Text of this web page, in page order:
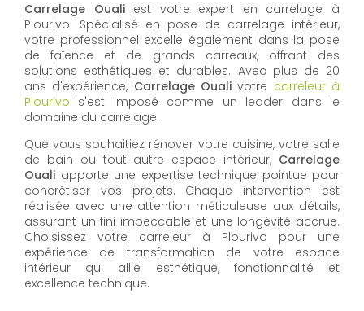
Carrelage Oualiest votre expert en carrelage à
Plourivo. Spécialisé en pose de carrelage intérieur,
votre professionnel excelle également dans la pose
de faïence et de grands carreaux, offrant des
solutions esthétiques et durables. Avec plus de 20
ans d'expérience, Carrelage Ouali votre carreleur à
Plourivo s'est imposé comme un leader dans le
domaine du carrelage.
Que vous souhaitiez rénover votre cuisine, votre salle
de bain ou tout autre espace intérieur, Carrelage
Ouali apporte une expertise technique pointue pour
concrétiser vos projets. Chaque intervention est
réalisée avec une attention méticuleuse aux détails,
assurant un fini impeccable et une longévité accrue.
Choisissez votre carreleur à Plourivo pour une
expérience de transformation de votre espace
intérieur qui allie esthétique, fonctionnalité et
excellence technique.